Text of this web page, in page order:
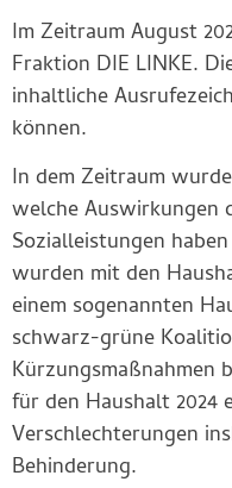
Im Zeitraum August
Fraktion DIE LINKE.
inhaltliche
können.
In dem Zeitraum
welche Auswirkungen
Sozialleistungen
wurden mit den
einem sogenannten
schwarz-grüne
Kürzungsmaßnahmen
für den Haushalt
Verschlechterungen
Behinderung.